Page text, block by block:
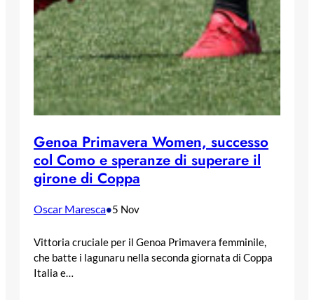
Genoa Primavera Women, successo
col Como e speranze di superare il
girone di Coppa
Oscar Maresca•5 Nov
Vittoria cruciale per il Genoa Primavera femminile,
che batte i lagunaru nella seconda giornata di Coppa
Italia e…